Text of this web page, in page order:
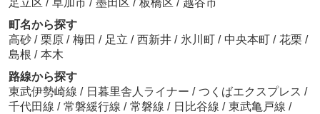
足立区 / 草加市 / 墨田区 / 板橋区 / 越谷市
町名から探す
高砂 / 栗原 / 梅田 / 足立 / 西新井 / 氷川町 / 中央本町 / 花栗 /
島根 / 本木
路線から探す
東武伊勢崎線 / 日暮里舎人ライナー / つくばエクスプレス /
千代田線 / 常磐緩行線 / 常磐線 / 日比谷線 / 東武亀戸線 /